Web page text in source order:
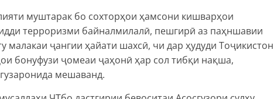
муштарак бо сохторҳои ҳамсони кишварҳои
терроризми байналмилалӣ, пешгирӣ аз паҳншавии
малакаи ҷангии ҳайати шахсӣ, чи дар ҳудуди Тоҷикистон
бонуфузи ҷомеаи ҷаҳонӣ ҳар сол тибқи нақша,
мешаванд.